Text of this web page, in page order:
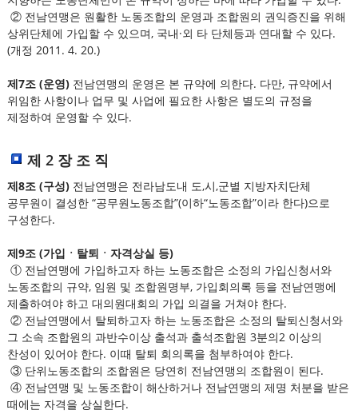
② 전남연맹은 원활한 노동조합의 운영과 조합원의 권익증진을 위해
상위단체에 가입할 수 있으며, 국내·외 타 단체등과 연대할 수 있다.
(개정 2011. 4. 20.)
제7조 (운영)전남연맹의 운영은 본 규약에 의한다. 다만, 규약에서
위임한 사항이나 업무 및 사업에 필요한 사항은 별도의 규정을
제정하여 운영할 수 있다.
제 2 장 조 직
제8조 (구성)전남연맹은 전라남도내 도,시,군별 지방자치단체
공무원이 결성한 “공무원노동조합”(이하“노동조합”이라 한다)으로
구성한다.
제9조 (가입ㆍ탈퇴ㆍ자격상실 등)
① 전남연맹에 가입하고자 하는 노동조합은 소정의 가입신청서와
노동조합의 규약, 임원 및 조합원명부, 가입회의록 등을 전남연맹에
제출하여야 하고 대의원대회의 가입 의결을 거쳐야 한다.
② 전남연맹에서 탈퇴하고자 하는 노동조합은 소정의 탈퇴신청서와
그 소속 조합원의 과반수이상 출석과 출석조합원 3분의2 이상의
찬성이 있어야 한다. 이때 탈퇴 회의록을 첨부하여야 한다.
③ 단위노동조합의 조합원은 당연히 전남연맹의 조합원이 된다.
④ 전남연맹 및 노동조합이 해산하거나 전남연맹의 제명 처분을 받은
때에는 자격을 상실한다.